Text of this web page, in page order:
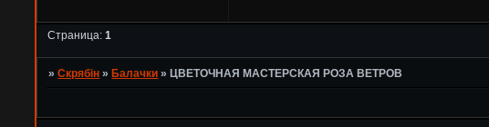
Страница:1
»Скрябін » Балачки » ЦВЕТОЧНАЯ МАСТЕРСКАЯ РОЗА ВЕТРОВ